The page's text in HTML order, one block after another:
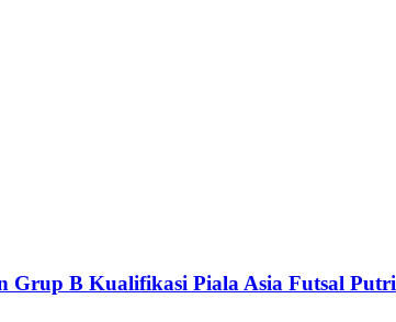
Grup B Kualifikasi Piala Asia Futsal Putri